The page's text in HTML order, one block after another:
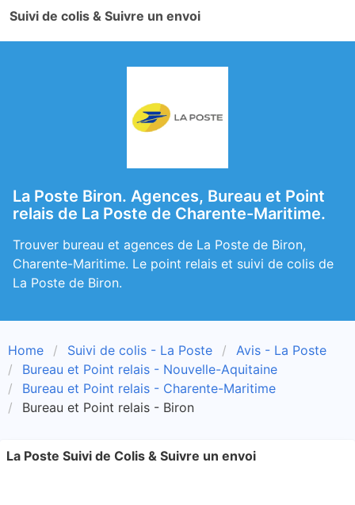
Suivi de colis & Suivre un envoi
La Poste Biron. Agences, Bureau et Point
relais de La Poste de Charente-Maritime.
Trouver bureau et agences de La Poste de Biron,
Charente-Maritime. Le point relais et suivi de colis de
La Poste de Biron.
Home Suivi de colis - La Poste
Avis - La Poste
Bureau et Point relais - Nouvelle-Aquitaine
Bureau et Point relais - Charente-Maritime
Bureau et Point relais - Biron
La Poste Suivi de Colis & Suivre un envoi